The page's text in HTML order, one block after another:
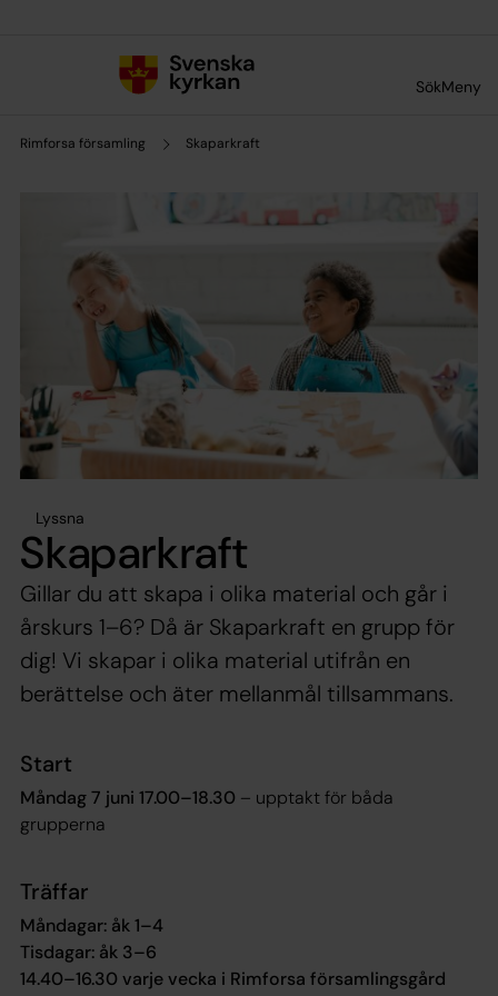
SökMeny
Rimforsa församling Skaparkraft
Lyssna
Skaparkraft
Gillar du att skapa i olika material och går i
årskurs 1–6? Då är Skaparkraft en grupp för
dig! Vi skapar i olika material utifrån en
berättelse och äter mellanmål tillsammans.
Start
Måndag 7 juni 17.00–18.30 – upptakt för båda
grupperna
Träffar
Måndagar: åk 1–4
Tisdagar: åk 3–6
14.40–16.30 varje vecka i Rimforsa församlingsgård